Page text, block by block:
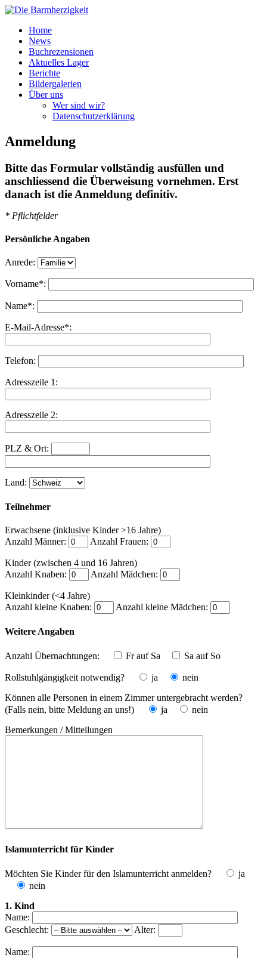
Home
News
Buchrezensionen
Aktuelles Lager
Berichte
Bildergalerien
Über uns
Wer sind wir?
Datenschutzerklärung
Anmeldung
Bitte das Formular vollständig ausfüllen und
anschliessend die Überweisung vornehmen. Erst
danach ist die Anmeldung definitiv.
* Pflichtfelder
Persönliche Angaben
Anrede:
Vorname*:
Name*:
E-Mail-Adresse*:
Telefon:
Adresszeile 1:
Adresszeile 2:
PLZ & Ort:
Land:
Teilnehmer
Erwachsene (inklusive Kinder >16 Jahre)
Anzahl Männer:
Anzahl Frauen:
Kinder (zwischen 4 und 16 Jahren)
Anzahl Knaben:
Anzahl Mädchen:
Kleinkinder (<4 Jahre)
Anzahl kleine Knaben:
Anzahl kleine Mädchen:
Weitere Angaben
Anzahl Übernachtungen: Fr auf Sa Sa auf So
Rollstuhlgängigkeit notwendig? ja
nein
Können alle Personen in einem Zimmer untergebracht werden?
(Falls nein, bitte Meldung an uns!)
ja
nein
Bemerkungen / Mitteilungen
Islamunterricht für Kinder
Möchten Sie Kinder für den Islamunterricht anmelden?
ja
nein
1. Kind
Name:
Geschlecht:
Alter:
Name: